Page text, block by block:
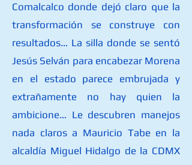
Comalcalco donde dejó claro que la
transformación se construye con
resultados… La silla donde se sentó
Jesús Selván para encabezar Morena
en el estado parece embrujada y
extrañamente no hay quien la
ambicione… Le descubren manejos
nada claros a Mauricio Tabe en la
alcaldía Miguel Hidalgo de la CDMX